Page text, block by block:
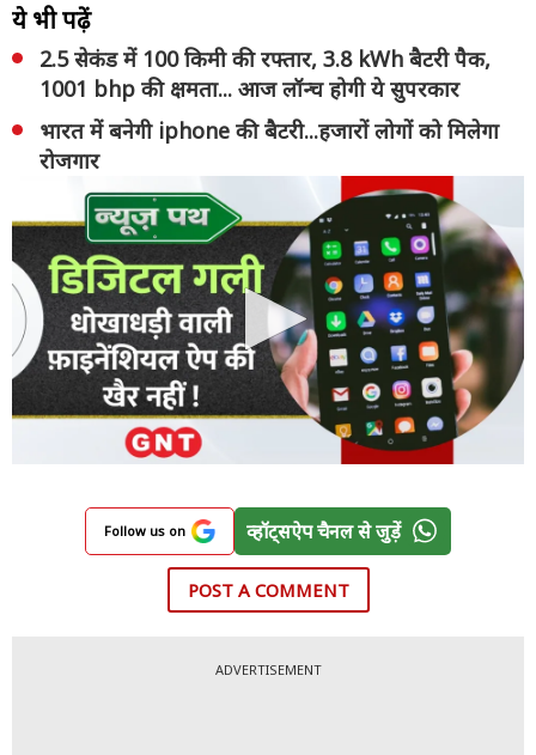
ये भी पढ़ें
2.5 सेकंड में 100 किमी की रफ्तार, 3.8 kWh बैटरी पैक,
1001 bhp की क्षमता... आज लॉन्च होगी ये सुपरकार
भारत में बनेगी iphone की बैटरी...हजारों लोगों को मिलेगा
रोजगार
Follow us on व्हॉट्सऐप चैनल से जुड़ें
POST A COMMENT
ADVERTISEMENT